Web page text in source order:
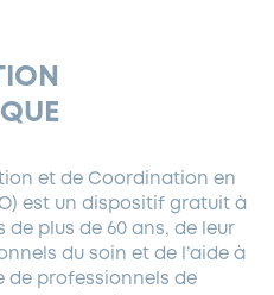
et de Coordination en
est un dispositif gratuit à
plus de 60 ans, de leur
du soin et de l’aide à
de professionnels de